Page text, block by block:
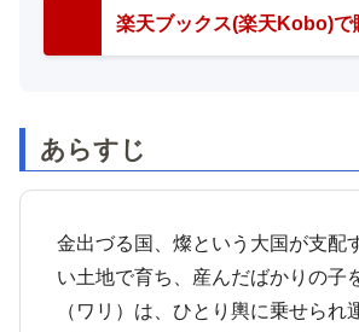
楽天ブックス(楽天Kobo)で
あらすじ
金出づる国、燦という大国が支配
い土地で育ち、産んだばかりの子
（ワリ）は、ひとり輿に乗せられ